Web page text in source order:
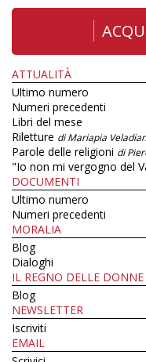
ATTUALITÀ
Ultimo numero
Numeri precedenti
Libri del mese
Riletture di Mariapia
Parole delle religioni di
"Io non mi vergogno del
DOCUMENTI
Ultimo numero
Numeri precedenti
MORALIA
Blog
Dialoghi
IL REGNO DELLE DONNE
Blog
NEWSLETTER
Iscriviti
EMAIL